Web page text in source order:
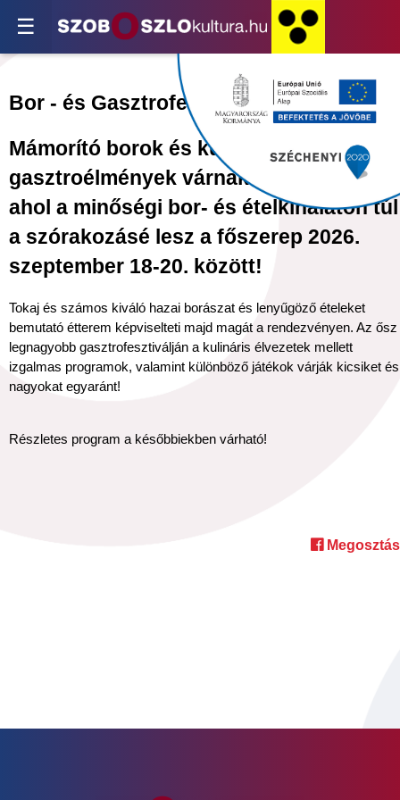
☰
Bor - és Gasztrofesztivál
Mámorító borok és különleges
gasztroélmények várnak mindenkit,
ahol a minőségi bor- és ételkínálaton túl
a szórakozásé lesz a főszerep 2026.
szeptember 18-20. között!
Tokaj és számos kiváló hazai borászat és lenyűgöző ételeket
bemutató étterem képviselteti majd magát a rendezvényen. Az ősz
legnagyobb gasztrofesztiválján a kulináris élvezetek mellett
izgalmas programok, valamint különböző játékok várják kicsiket és
nagyokat egyaránt!
Részletes program a későbbiekben várható!
Megosztás